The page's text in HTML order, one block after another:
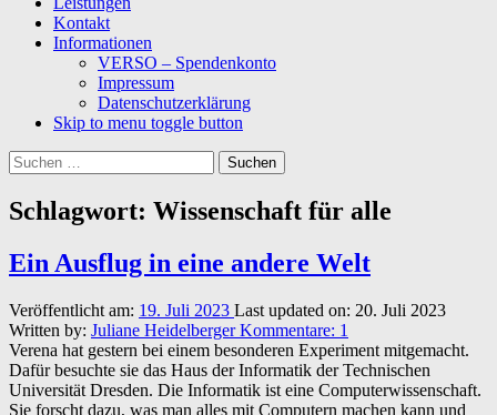
Kontakt
Informationen
VERSO – Spendenkonto
Impressum
Datenschutzerklärung
Skip to menu toggle button
Suchen
nach:
Schlagwort: Wissenschaft für alle
Ein Ausflug in eine andere Welt
Veröffentlicht am: 19. Juli 2023 Last updated on: 20. Juli 2023
Written by: Juliane HeidelbergerKommentare: 1
Verena hat gestern bei einem besonderen Experiment mitgemacht.
Dafür besuchte sie das Haus der Informatik der Technischen
Universität Dresden. Die Informatik ist eine Computerwissenschaft.
Sie forscht dazu, was man alles mit Computern machen kann und